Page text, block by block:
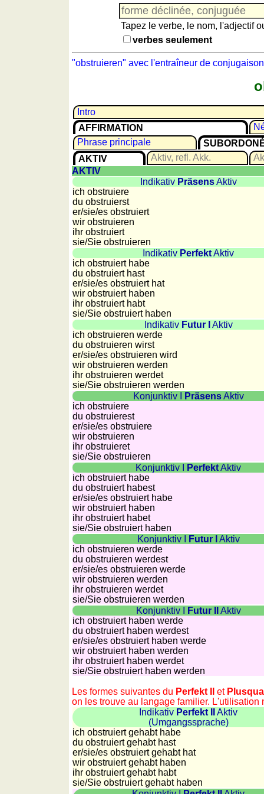
néerlandais
Convertisseurs
d'immatriculation
vocabulaire
Géographie
géographie
Tapez le verbe, le nom, l'adjectif
verbes seulement
"obstruieren" avec l'entraîneur de conjugaison
Intro
AFFIRMATION
Phrase principale
AKTIV
Aktiv, refl. Akk.
AKTIV
Indikativ PräsensAktiv
ich obstruiere
du obstruierst
er/sie/es obstruiert
wir obstruieren
ihr obstruiert
sie/Sie obstruieren
Indikativ PerfektAktiv
ich obstruiert habe
du obstruiert hast
er/sie/es obstruiert hat
wir obstruiert haben
ihr obstruiert habt
sie/Sie obstruiert haben
Indikativ Futur I
Aktiv
ich obstruieren werde
du obstruieren wirst
er/sie/es obstruieren wird
wir obstruieren werden
ihr obstruieren werdet
sie/Sie obstruieren werden
Konjunktiv I
PräsensAktiv
ich obstruiere
du obstruierest
er/sie/es obstruiere
wir obstruieren
ihr obstruieret
sie/Sie obstruieren
Konjunktiv I
PerfektAktiv
ich obstruiert habe
du obstruiert habest
er/sie/es obstruiert habe
wir obstruiert haben
ihr obstruiert habet
sie/Sie obstruiert haben
Konjunktiv I
Futur I
Aktiv
ich obstruieren werde
du obstruieren werdest
er/sie/es obstruieren werde
wir obstruieren werden
ihr obstruieren werdet
sie/Sie obstruieren werden
Konjunktiv I
Futur II
Aktiv
ich obstruiert haben werde
du obstruiert haben werdest
er/sie/es obstruiert haben werde
wir obstruiert haben werden
ihr obstruiert haben werdet
sie/Sie obstruiert haben werden
Les formes suivantes du Perfekt II et
on les trouve au langage familier. L'utilisation
Indikativ Perfekt II
Aktiv
(Umgangssprache)
ich obstruiert gehabt habe
du obstruiert gehabt hast
er/sie/es obstruiert gehabt hat
wir obstruiert gehabt haben
ihr obstruiert gehabt habt
sie/Sie obstruiert gehabt haben